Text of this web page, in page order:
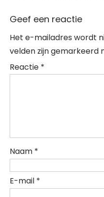
Geef een reactie
Het e-mailadres wordt
velden zijn gemarkeerd
Reactie *
Naam *
E-mail *